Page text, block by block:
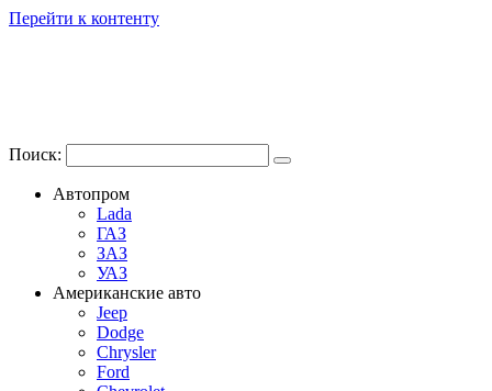
Перейти к контенту
Поиск:
Автопром
Lada
ГАЗ
ЗАЗ
УАЗ
Американские авто
Jeep
Dodge
Chrysler
Ford